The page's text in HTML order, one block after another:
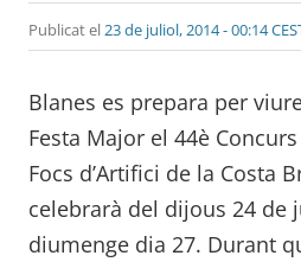
Publicat el23 de juliol, 2014 - 00:14
Blanes es prepara per
Festa Major el 44è
Focs d’Artifici de la Costa
celebrarà del dijous 24 de
diumenge dia 27. Durant